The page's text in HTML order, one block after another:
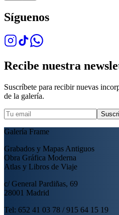
Síguenos
Recibe nuestra
Suscríbete para recibir nuevas
de la galería.
Galería Frame
Grabados y Mapas Antiguos
Obra Gráfica Moderna
Atlas y Libros de Viaje
c/ General Pardiñas, 69
28001 Madrid
Tel: 652 41 03 78 / 915 64 15 19